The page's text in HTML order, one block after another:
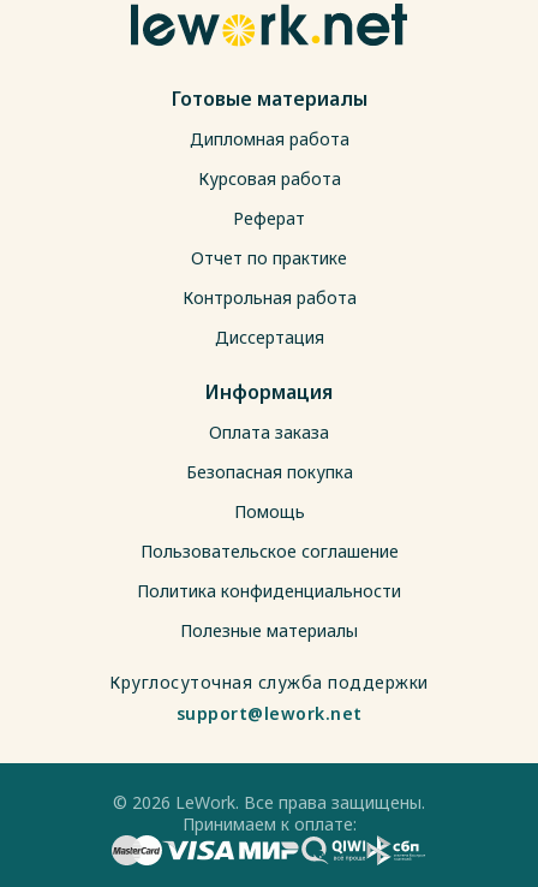
Готовые материалы
Дипломная работа
Курсовая работа
Реферат
Отчет по практике
Контрольная работа
Диссертация
Информация
Оплата заказа
Безопасная покупка
Помощь
Пользовательское соглашение
Политика конфиденциальности
Полезные материалы
Круглосуточная служба поддержки
support@lework.net
© 2026 LeWork. Все права защищены.
Принимаем к оплате: